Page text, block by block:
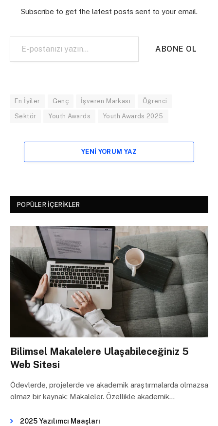
Subscribe to get the latest posts sent to your email.
E-postanızı yazın…
ABONE OL
En İyiler Genç İşveren Markası Öğrenci
Sektör Youth Awards Youth Awards 2025
YENI YORUM YAZ
POPÜLER İÇERIKLER
Bilimsel Makalelere Ulaşabileceğiniz 5
Web Sitesi
Ödevlerde, projelerde ve akademik araştırmalarda olmazsa
olmaz bir kaynak: Makaleler. Özellikle akademik…
2025 Yazılımcı Maaşları